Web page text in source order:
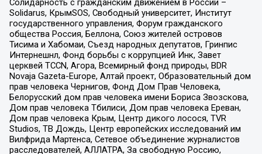
Солидарность с гражданским движением в России –
Solidarus, КрымSOS, Свободный университет, Институт
государственного управления, Форум гражданского
общества Россия, Беллона, Союз жителей островов
Тисима и Хабомаи, Съезд народных депутатов, Гринпис
Интернешнл, Фонд борьбы с коррупцией Инк, Завет
церквей TCCN, Агора, Всемирный фонд природы, BDR
Novaja Gazeta-Europe, Алтай проект, Образовательный дом
прав человека Чернигов, Фонд Дом Прав Человека,
Белорусский дом прав человека имени Бориса Звозскова,
Дом прав человека Тбилиси, Дом прав человека Ереван,
Дом прав человека Крым, Центр дикого лосося, TVR
Studios, ТВ Дождь, Центр европейских исследований им
Вилфрида Мартенса, Сетевое объединение журналистов
расследователей, АЛЛАТРА, За свободную Россию,